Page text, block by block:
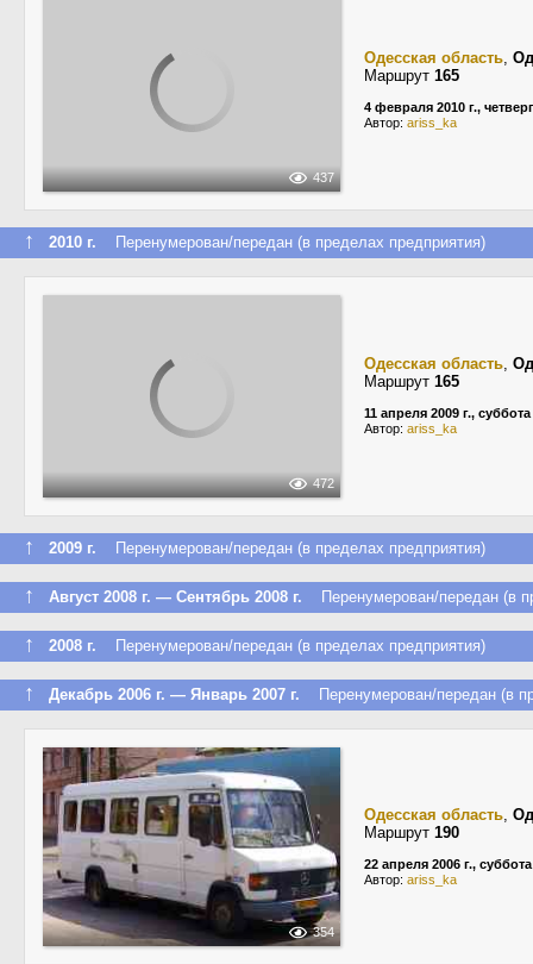
437
Одесская область,
Маршрут 165
4 февраля 2010 г., четверг
Автор: ariss_ka
↑ 2010 г. Перенумерован/передан (в пределах предприятия)
472
Одесская область,
Маршрут 165
11 апреля 2009 г., суббота
Автор: ariss_ka
↑ 2009 г. Перенумерован/передан (в пределах предприятия)
↑ Август 2008 г. — Сентябрь 2008 г. Перенумерован/передан (в
↑ 2008 г. Перенумерован/передан (в пределах предприятия)
↑ Декабрь 2006 г. — Январь 2007 г. Перенумерован/передан (в
354
Одесская область,
Маршрут 190
22 апреля 2006 г., суббота
Автор: ariss_ka